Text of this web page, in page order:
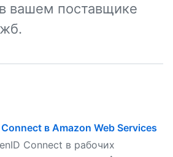
вашем поставщике
в Amazon Web Services
Connect в рабочих